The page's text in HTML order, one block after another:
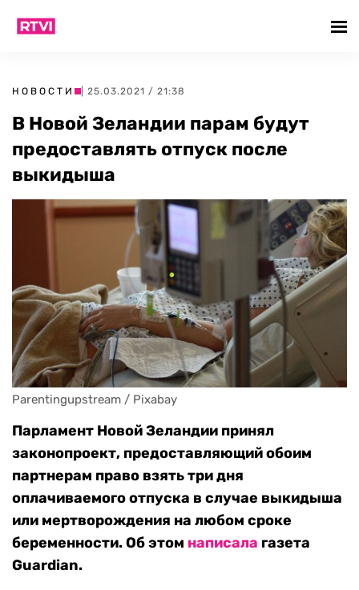
НОВОСТИ | 25.03.2021 / 21:38
В Новой Зеландии парам будут
предоставлять отпуск после
выкидыша
Parentingupstream / Pixabay
Парламент Новой Зеландии принял
законопроект, предоставляющий обоим
партнерам право взять три дня
оплачиваемого отпуска в случае выкидыша
или мертворождения на любом сроке
беременности. Об этом написала газета
Guardian.